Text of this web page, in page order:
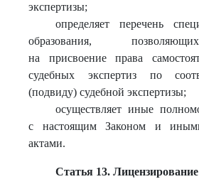
экспертизы;
определяет перечень
образования,
на присвоение права
судебных экспертиз по
(подвиду) судебной экспертизы;
осуществляет иные
с настоящим Законом и иными
актами.
Статья 13.